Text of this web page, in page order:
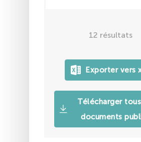
12 résultats
Télécharger
documents